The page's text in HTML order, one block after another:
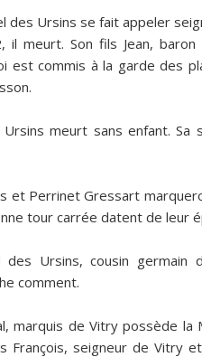
des Ursins se fait appeler
, il meurt. Son fils Jean,
est commis à la garde des
Ursins meurt sans enfant. Sa
et Perrinet Gressart
tour carrée datent de leur
des Ursins, cousin germain
comment.
marquis de Vitry possède la
François, seigneur de Vitry